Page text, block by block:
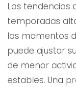
Las tendencias
temporadas
los momentos
puede ajustar
de menor
estables. Una